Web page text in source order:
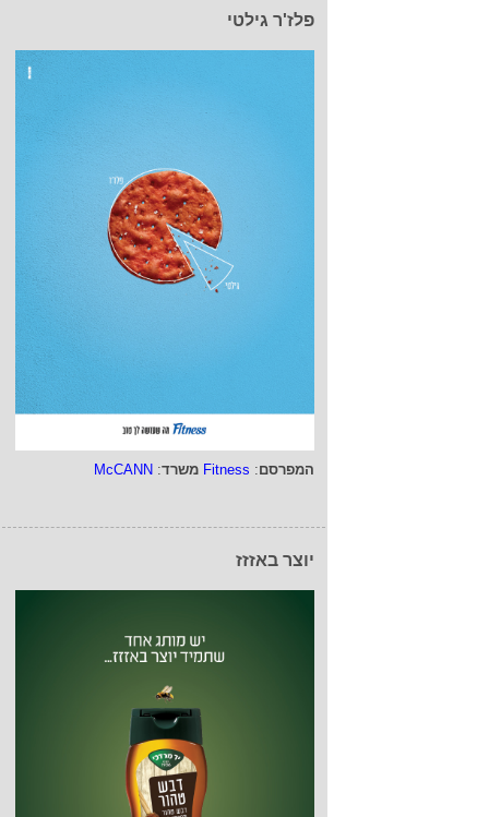
פלז'ר גילטי
המפרסם:
Fitness משרד:
McCANN
יוצר באזזז